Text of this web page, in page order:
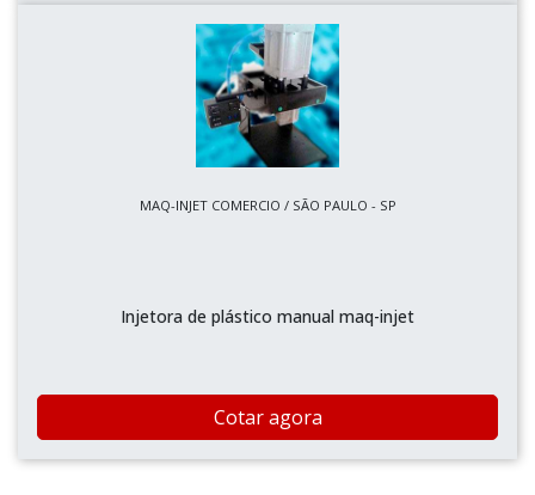
MAQ-INJET COMERCIO / SÃO PAULO - SP
Injetora de plástico manual maq-injet
Cotar agora